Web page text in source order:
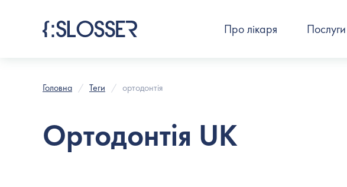
Про лікаря Послуги
Головна Теги ортодонтія
Ортодонтія UK